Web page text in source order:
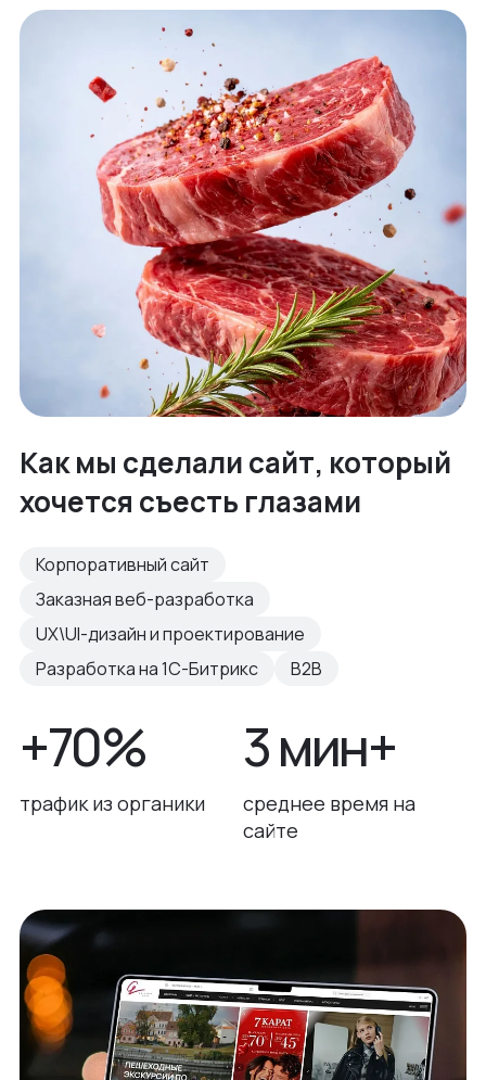
Как мы сделали сайт, который
хочется съесть глазами
Корпоративный сайт
Заказная веб-разработка
UX\UI-дизайн и проектирование
Разработка на 1С-Битрикс
B2B
+70%
трафик из органики
3 мин+
среднее время на
сайте